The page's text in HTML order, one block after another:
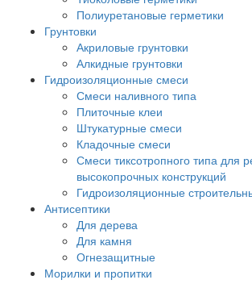
Полиуретановые герметики
Грунтовки
Акриловые грунтовки
Алкидные грунтовки
Гидроизоляционные смеси
Смеси наливного типа
Плиточные клеи
Штукатурные смеси
Кладочные смеси
Смеси тиксотропного типа для
высокопрочных конструкций
Гидроизоляционные
Антисептики
Для дерева
Для камня
Огнезащитные
Морилки и пропитки